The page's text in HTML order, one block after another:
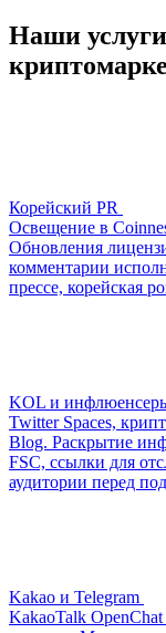
Наши
Корейский PR
Освещение в
Обновления
комментарии
прессе, корейская
KOL и
Twitter Spaces,
Blog. Раскрытие
FSC, ссылки для
аудитории перед
Kakao и Telegram
KakaoTalk OpenChat